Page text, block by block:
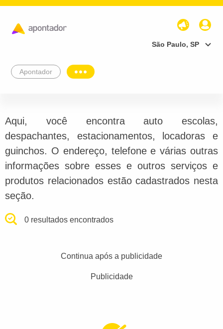
São Paulo, SP
Apontador
Aqui, você encontra auto escolas,
despachantes, estacionamentos, locadoras e
guinchos. O endereço, telefone e várias outras
informações sobre esses e outros serviços e
produtos relacionados estão cadastrados nesta
seção.
0 resultados encontrados
Continua após a publicidade
Publicidade